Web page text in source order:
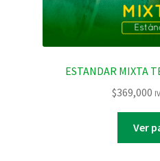
ESTANDAR MIXTA
$369,000
Ver